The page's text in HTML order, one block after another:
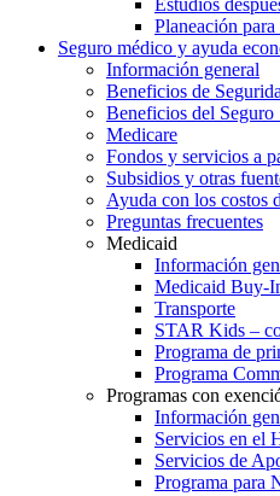
Planeación
Seguro médico y ayuda
Información general
Beneficios de
Beneficios del
Medicare
Fondos y servicios a
Subsidios y otras
Ayuda con los costos
Preguntas frecuentes
Medicaid
Información
Medicaid Buy-
Transporte
STAR Kids –
Programa de
Programa
Programas con
Información
Servicios en el
Servicios de
Programa para